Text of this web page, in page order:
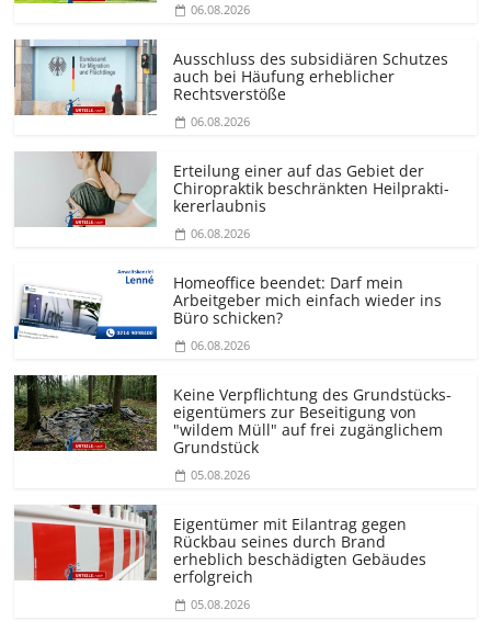
06.08.2026
Ausschluss des subsidiären Schutzes
auch bei Häufung erheblicher
Rechtsverstöße
06.08.2026
Erteilung einer auf das Gebiet der
Chiropraktik beschränkten Heilprakti­
kererlaubnis
06.08.2026
Homeoffice beendet: Darf mein
Arbeitgeber mich einfach wieder ins
Büro schicken?
06.08.2026
Keine Verpflichtung des Grundstücks­
eigentümers zur Beseitigung von
"wildem Müll" auf frei zugänglichem
Grundstück
05.08.2026
Eigentümer mit Eilantrag gegen
Rückbau seines durch Brand
erheblich beschädigten Gebäudes
erfolgreich
05.08.2026